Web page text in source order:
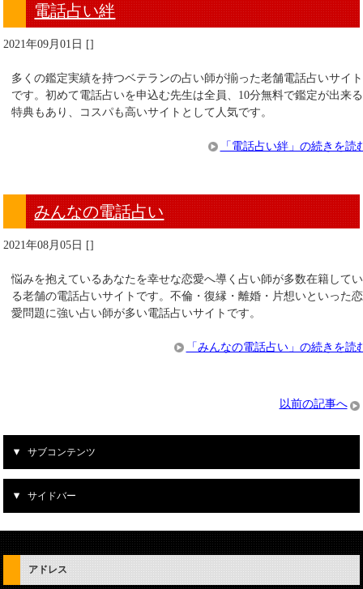
電話占い絆
2021年09月01日 []
多くの鑑定実績を持つベテランの占い師が揃った老舗電話占いサイト
です。初めて電話占いを申込む先生は全員、10分無料で鑑定が出来る
特典もあり、コスパも高いサイトとして人気です。
「電話占い絆」の続きを読
みんなの電話占い
2021年08月05日 []
悩みを抱えているあなたを幸せな恋愛へ導く占い師が多数在籍してい
る老舗の電話占いサイトです。不倫・復縁・離婚・片想いといった恋
愛問題に強い占い師が多い電話占いサイトです。
「みんなの電話占い」の続きを読
以前の記事へ
サブコンテンツ
サイドバー
アドレス